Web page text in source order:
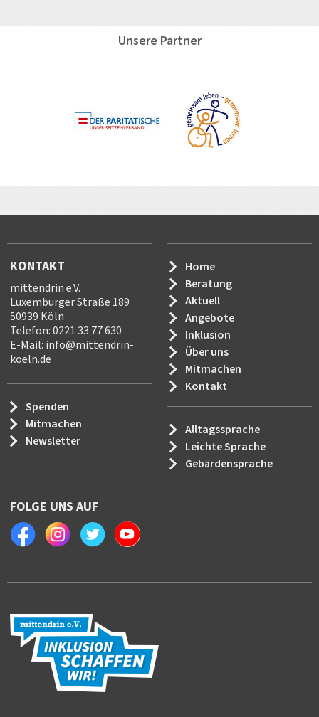
Unsere Partner
KONTAKT
mittendrin e.V.
Luxemburger Straße 189
50939 Köln
Telefon: 0221 33 77 630
E-Mail: info@mittendrin-
koeln.de
Spenden
Mitmachen
Newsletter
Home
Beratung
Aktuell
Angebote
Inklusion
Über uns
Mitmachen
Kontakt
Alltagssprache
Leichte Sprache
Gebärdensprache
FOLGE UNS AUF
FacebookInstagramTwitter